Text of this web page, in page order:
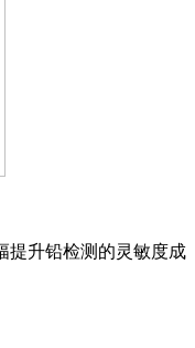
提升铅检测的灵敏度成